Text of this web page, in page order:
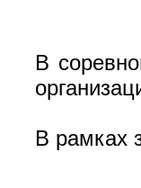
В
В рамках